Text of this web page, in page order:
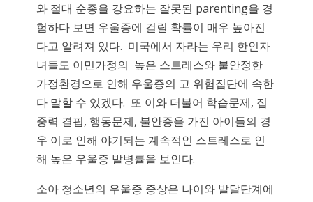
와 절대 순종을 강요하는 잘못된 parenting을 경
험하다 보면 우울증에 걸릴 확률이 매우 높아진
다고 알려져 있다. 미국에서 자라는 우리 한인자
녀들도 이민가정의 높은 스트레스와 불안정한
가정환경으로 인해 우울증의 고 위험집단에 속한
다 말할 수 있겠다. 또 이와 더불어 학습문제, 집
중력 결핍, 행동문제, 불안증을 가진 아이들의 경
우 이로 인해 야기되는 계속적인 스트레스로 인
해 높은 우울증 발병률을 보인다.
소아 청소년의 우울증 증상은 나이와 발달단계에